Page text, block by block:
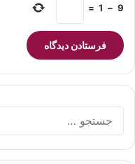
9
−
1
=